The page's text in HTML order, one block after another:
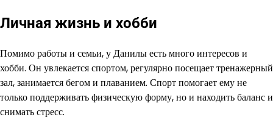
Личная жизнь и хобби
Помимо работы и семьи, у Данилы есть много интересов и
хобби. Он увлекается спортом, регулярно посещает тренажерный
зал, занимается бегом и плаванием. Спорт помогает ему не
только поддерживать физическую форму, но и находить баланс и
снимать стресс.